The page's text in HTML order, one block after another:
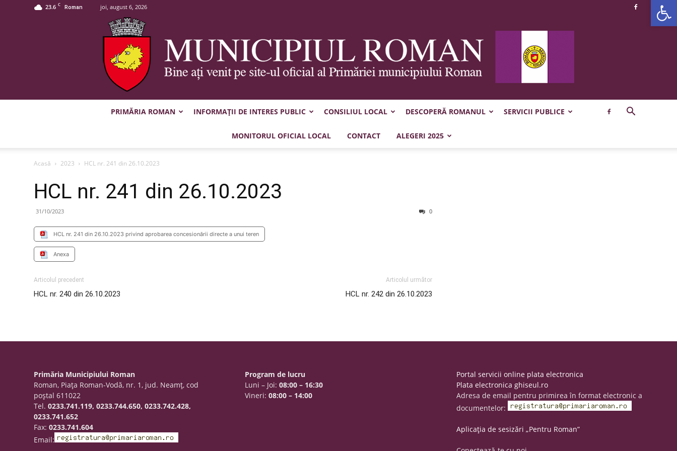
23.6 C Roman joi, august 6, 2026
Municipiul
PRIMĂRIA ROMAN INFORMAȚII DE INTERES PUBLIC CONSILIUL LOCAL DESCOPERĂ ROMANUL SERVICII PUBLICE
MONITORUL OFICIAL LOCAL CONTACT ALEGERI 2025
Acasă 2023 HCL nr. 241 din 26.10.2023
HCL nr. 241 din 26.10.2023
31/10/2023 0
HCL nr. 241 din 26.10.2023 privind aprobarea concesionării directe a unui teren
Anexa
Articolul precedent
HCL nr. 240 din 26.10.2023
Articolul următor
HCL nr. 242 din 26.10.2023
Primăria Municipiului Roman
Roman, Piaţa Roman-Vodă, nr. 1, jud. Neamţ, cod
poştal 611022
Tel.0233.741.119, 0233.744.650, 0233.742.428,
0233.741.652
Fax:0233.741.604
Email:
Program de lucru
Luni – Joi:08:00 – 16:30
Vineri:08:00 – 14:00
Portal servicii online plata electronica
Plata electronica ghiseul.ro
Adresa de email pentru primirea în format electronic a
documentelor:
Aplicația de sesizări „Pentru Roman”